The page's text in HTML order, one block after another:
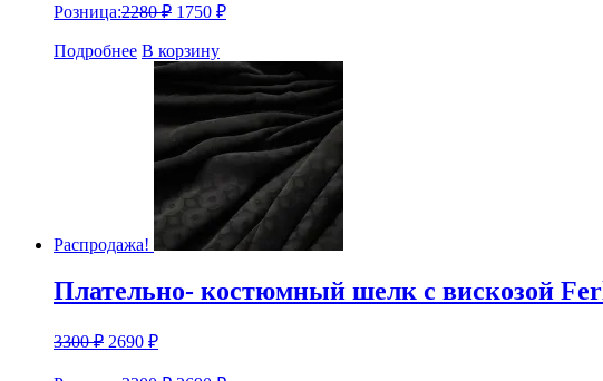
Розница:2280₽ 1750 ₽
Подробнее В корзину
Распродажа!
Плательно- костюмный шелк с вискозой
3300₽ 2690 ₽